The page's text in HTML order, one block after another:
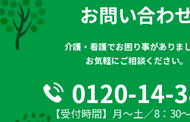
お問い合わ
介護・看護でお困り事がありま
お気軽にご相談ください。
0120-14-
【受付時間】月～土／8：30